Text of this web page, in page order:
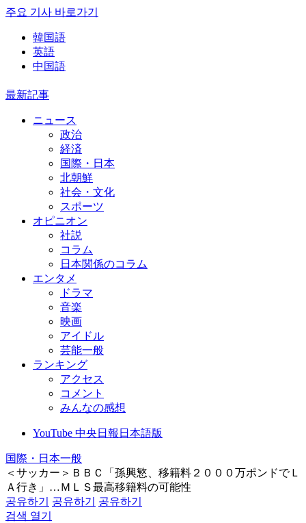
주요 기사 바로가기
韓国語
英語
中国語
最新記事
ニュース
政治
経済
国際・日本
北朝鮮
社会・文化
スポーツ
オピニオン
社説
コラム
日本関係のコラム
エンタメ
ドラマ
音楽
映画
アイドル
芸能一般
ランキング
アクセス
コメント
みんなの感想
YouTube 中央日報日本語版
国際・日本一般
＜サッカー＞ＢＢＣ「孫興慜、移籍料２０００万ポンドでＬ
Ａ行き」…ＭＬＳ最高移籍料の可能性
공유하기
공유하기
공유하기
검색 열기